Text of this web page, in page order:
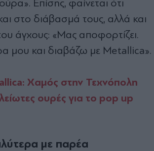
Επίσης, φαίνεται ότι
στο διάβασμά τους, αλλά και
άγχους: «Μας αποφορτίζει.
μου και διαβάζω με Metallica».
Χαμός στην Τεχνόπολη
ουρές για το pop up
με παρέα